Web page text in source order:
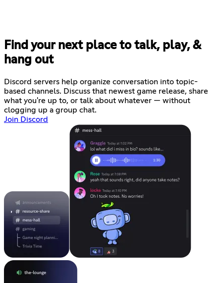
Find your next place to talk, play, &
hang out
Discord servers help organize conversation into topic-
based channels. Discuss that newest game release, share
what you're up to, or talk about whatever — without
clogging up a group chat.
Join Discord